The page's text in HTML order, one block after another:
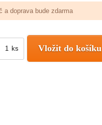
a doprava bude zdarma
ks Vložit do košíku